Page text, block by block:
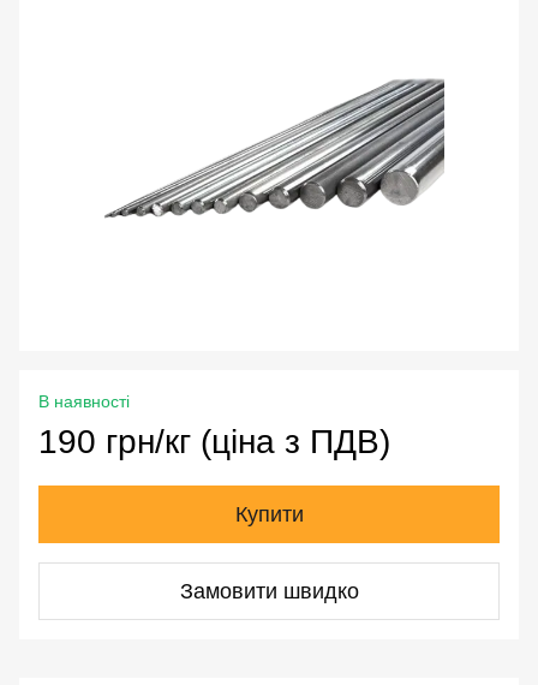
В наявності
190 грн/кг (ціна з ПДВ)
Купити
Замовити швидко